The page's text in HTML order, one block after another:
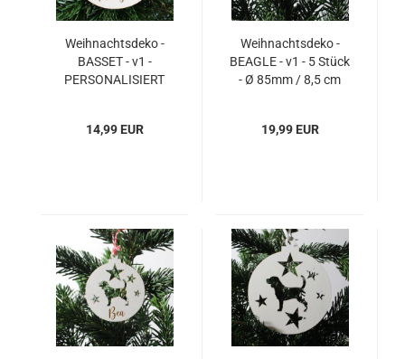
Weihnachtsdeko -
BASSET - v1 -
PERSONALISIERT
14,99 EUR
Weihnachtsdeko -
BEAGLE - v1 - 5 Stück
- Ø 85mm / 8,5 cm
19,99 EUR